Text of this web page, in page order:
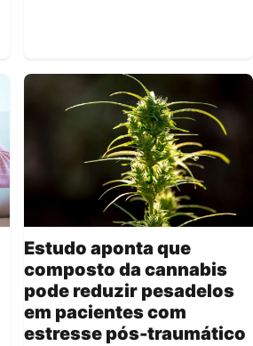
Estudo aponta que
composto da cannabis
pode reduzir pesadelos
em pacientes com
estresse pós-traumático